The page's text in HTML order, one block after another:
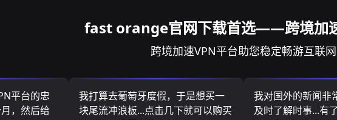
fast orange官网下载首选——跨境加
跨境加速VPN平台助您稳定畅游互联网
平台的忠
，然后给
我打算去葡萄牙度假，于是想买一
块尾流冲浪板...点击几下就可以购买
我对国外的新闻非
及时了解时事...有